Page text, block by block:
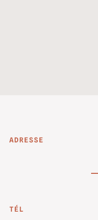
ADRESSE
TÉL